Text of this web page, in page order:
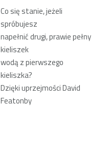
Co się stanie, jeżeli
spróbujesz
napełnić drugi, prawie pełny
kieliszek
wodą z pierwszego
kieliszka?
Dzięki uprzejmości David
Featonby